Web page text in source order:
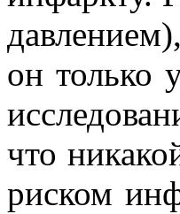
он только
что
риском